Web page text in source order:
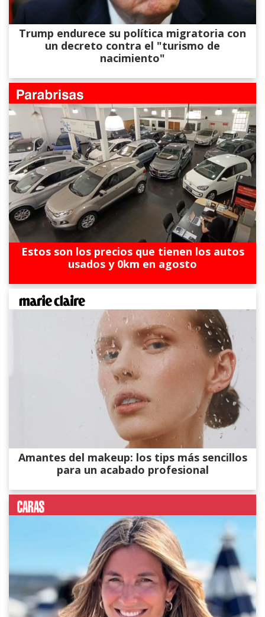
Trump endurece su política migratoria con
un decreto contra el "turismo de
nacimiento"
Estos son los precios que tienen los autos
usados y 0km en agosto
Amantes del makeup: los tips más sencillos
para un acabado profesional